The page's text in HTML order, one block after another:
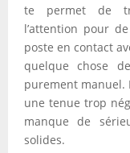
te permet de
l’attention pour
poste en contact
quelque chose
purement manuel.
une tenue trop
manque de
solides.